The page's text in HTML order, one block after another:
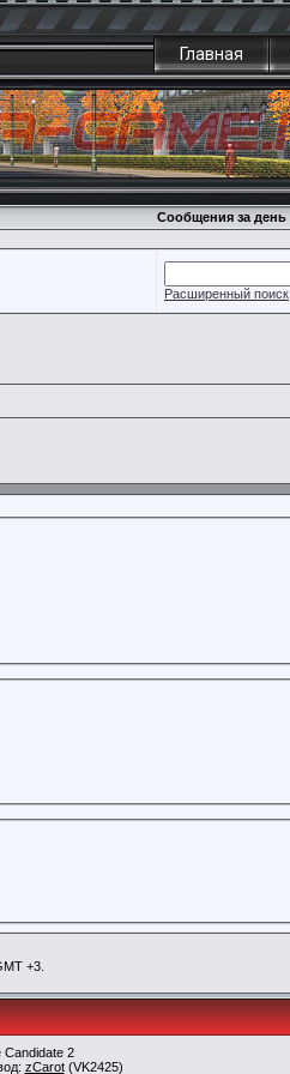
Главная
Сообщения за день
Расширенный поиск
+3.
Candidate 2
zCarot(VK2425)